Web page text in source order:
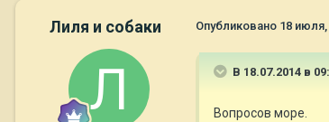
Лиля и собаки Опубликовано 18 июля,
В 18.07.2014 в
Вопросов море.